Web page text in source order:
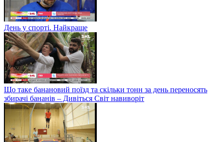
День у спорті. Найкраще
Що таке банановий поїзд та скільки тонн за день переносять
збирачі бананів – Дивіться Світ навиворіт